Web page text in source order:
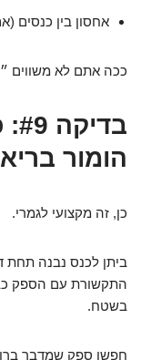
אחסון בין כנסים
ככה אתם לא משווים
הומור בריא
כן, זה מקצועי לגמרי.
ביתן לכנס נבנה תחת
התקשורת עם הספק
בשטח.
חפשו ספק שמדבר